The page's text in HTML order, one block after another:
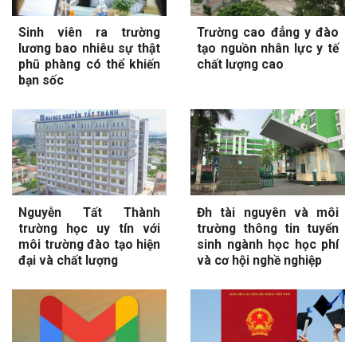
Sinh viên ra trường
lương bao nhiêu sự thật
phũ phàng có thể khiến
bạn sốc
Trường cao đẳng y đào
tạo nguồn nhân lực y tế
chất lượng cao
Nguyễn Tất Thành
trường học uy tín với
môi trường đào tạo hiện
đại và chất lượng
Đh tài nguyên và môi
trường thông tin tuyển
sinh ngành học học phí
và cơ hội nghề nghiệp